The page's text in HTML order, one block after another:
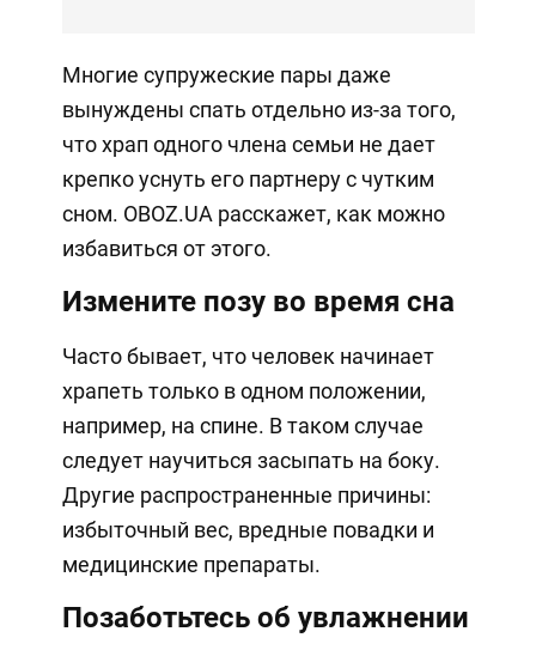
Многие супружеские пары даже
вынуждены спать отдельно из-за того,
что храп одного члена семьи не дает
крепко уснуть его партнеру с чутким
сном. OBOZ.UA расскажет, как можно
избавиться от этого.
Измените позу во время сна
Часто бывает, что человек начинает
храпеть только в одном положении,
например, на спине. В таком случае
следует научиться засыпать на боку.
Другие распространенные причины:
избыточный вес, вредные повадки и
медицинские препараты.
Позаботьтесь об увлажнении